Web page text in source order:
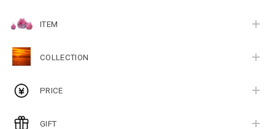
ITEM
COLLECTION
PRICE
GIFT